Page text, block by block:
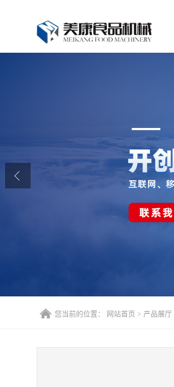
公司首页
在线留言
您当前的位置： 网站首页 > 产品展厅